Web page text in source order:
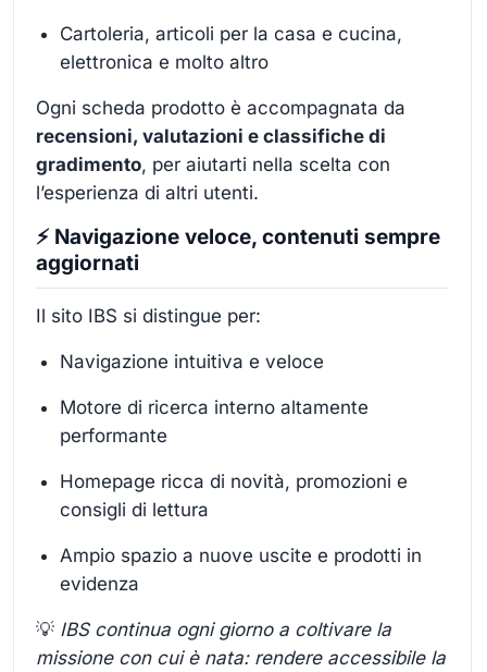
Cartoleria, articoli per la casa e cucina,
elettronica e molto altro
Ogni scheda prodotto è accompagnata da
recensioni, valutazioni e classifiche di
gradimento, per aiutarti nella scelta con
l’esperienza di altri utenti.
⚡ Navigazione veloce, contenuti sempre
aggiornati
Il sito IBS si distingue per:
Navigazione intuitiva e veloce
Motore di ricerca interno altamente
performante
Homepage ricca di novità, promozioni e
consigli di lettura
Ampio spazio a nuove uscite e prodotti in
evidenza
💡 IBS continua ogni giorno a coltivare la
missione con cui è nata: rendere accessibile la